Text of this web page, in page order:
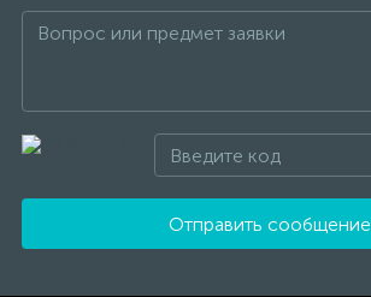
Отправить сообщение